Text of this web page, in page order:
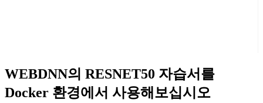
WEBDNN의 RESNET50 자습서를
Docker 환경에서 사용해보십시오